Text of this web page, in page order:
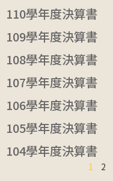
110學年度決算書
109學年度決算書
108學年度決算書
107學年度決算書
106學年度決算書
105學年度決算書
104學年度決算書
1 2